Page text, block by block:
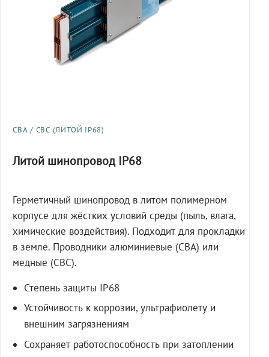
СВА / СВС (ЛИТОЙ IP68)
Литой шинопровод IP68
Герметичный шинопровод в литом полимерном
корпусе для жёстких условий среды (пыль, влага,
химические воздействия). Подходит для прокладки
в земле. Проводники алюминиевые (СВА) или
медные (СВС).
Степень защиты IP68
Устойчивость к коррозии, ультрафиолету и
внешним загрязнениям
Сохраняет работоспособность при затоплении